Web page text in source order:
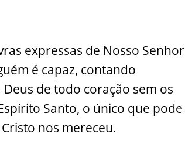
expressas de Nosso Senhor
é capaz, contando
de todo coração sem os
Santo, o único que pode
nos mereceu.